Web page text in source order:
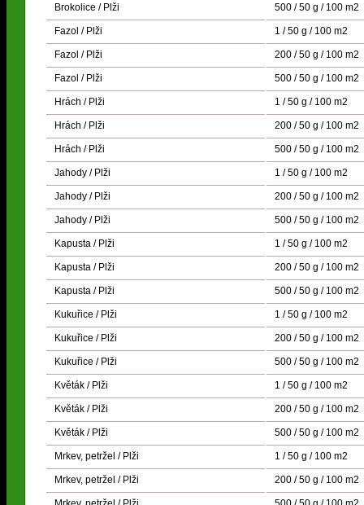
Brokolice / Plži 500 / 50 g / 100 m2
Fazol / Plži 1 / 50 g / 100 m2
Fazol / Plži 200 / 50 g / 100 m2
Fazol / Plži 500 / 50 g / 100 m2
Hrách / Plži 1 / 50 g / 100 m2
Hrách / Plži 200 / 50 g / 100 m2
Hrách / Plži 500 / 50 g / 100 m2
Jahody / Plži 1 / 50 g / 100 m2
Jahody / Plži 200 / 50 g / 100 m2
Jahody / Plži 500 / 50 g / 100 m2
Kapusta / Plži 1 / 50 g / 100 m2
Kapusta / Plži 200 / 50 g / 100 m2
Kapusta / Plži 500 / 50 g / 100 m2
Kukuřice / Plži 1 / 50 g / 100 m2
Kukuřice / Plži 200 / 50 g / 100 m2
Kukuřice / Plži 500 / 50 g / 100 m2
Květák / Plži 1 / 50 g / 100 m2
Květák / Plži 200 / 50 g / 100 m2
Květák / Plži 500 / 50 g / 100 m2
Mrkev, petržel / Plži 1 / 50 g / 100 m2
Mrkev, petržel / Plži 200 / 50 g / 100 m2